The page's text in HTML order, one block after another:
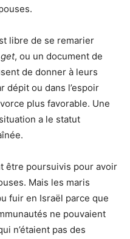
libre de se remarier
get, ou un document de
de donner à leurs
dépit ou dans l’espoir
plus favorable. Une
a le statut
être poursuivis pour avoir
Mais les maris
fuir en Israël parce que
ne pouvaient
n’étaient pas des